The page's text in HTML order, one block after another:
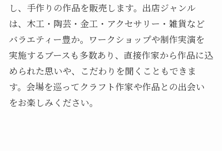
し、手作りの作品を販売します。出店ジャンル
は、木工・陶芸・金工・アクセサリー・雑貨など
バラエティー豊か。ワークショップや制作実演を
実施するブースも多数あり、直接作家から作品に込
められた思いや、こだわりを聞くこともできま
す。会場を巡ってクラフト作家や作品との出会い
をお楽しみください。